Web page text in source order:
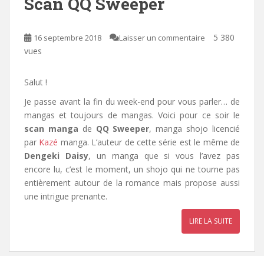
16 septembre 2018 Laisser un commentaire
5 380
vues
Salut !
Je passe avant la fin du week-end pour vous parler… de
mangas et toujours de mangas. Voici pour ce soir le
scan manga de QQ Sweeper, manga shojo licencié
par Kazé manga. L’auteur de cette série est le même de
Dengeki Daisy, un manga que si vous l’avez pas
encore lu, c’est le moment, un shojo qui ne tourne pas
entièrement autour de la romance mais propose aussi
une intrigue prenante.
LIRE LA SUITE